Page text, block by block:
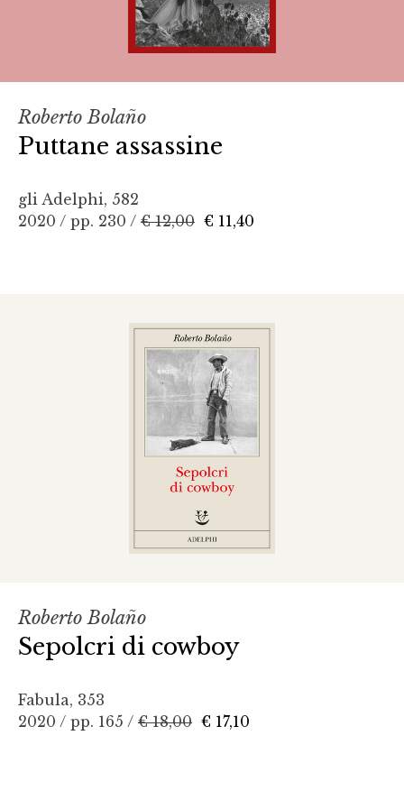
Roberto Bolaño
Puttane assassine
gli Adelphi, 582
2020 / pp. 230 / € 12,00 € 11,40
Roberto Bolaño
Sepolcri di cowboy
Fabula, 353
2020 / pp. 165 / € 18,00 € 17,10